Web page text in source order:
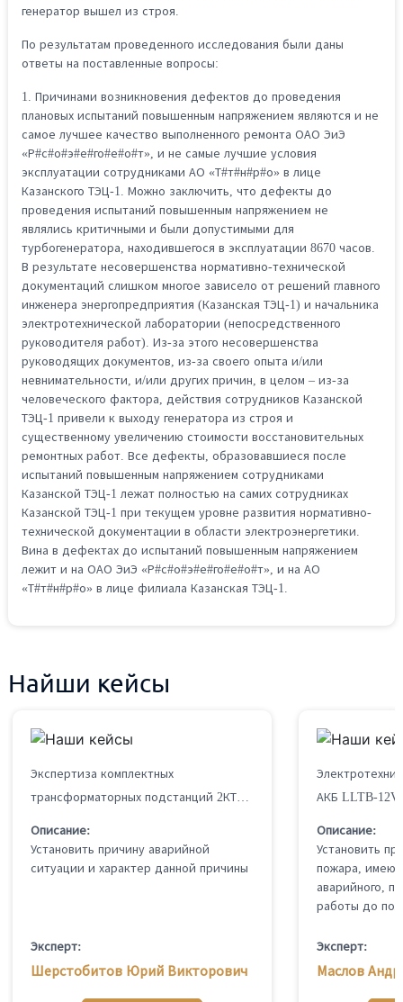
генератор вышел из строя.
По результатам проведенного исследования были даны
ответы на поставленные вопросы:
1. Причинами возникновения дефектов до проведения
плановых испытаний повышенным напряжением являются и не
самое лучшее качество выполненного ремонта ОАО ЭиЭ
«Р#с#о#э#е#го#е#о#т», и не самые лучшие условия
эксплуатации сотрудниками АО «Т#т#н#р#о» в лице
Казанского ТЭЦ-1. Можно заключить, что дефекты до
проведения испытаний повышенным напряжением не
являлись критичными и были допустимыми для
турбогенератора, находившегося в эксплуатации 8670 часов.
В результате несовершенства нормативно-технической
документаций слишком многое зависело от решений главного
инженера энергопредприятия (Казанская ТЭЦ-1) и начальника
электротехнической лаборатории (непосредственного
руководителя работ). Из-за этого несовершенства
руководящих документов, из-за своего опыта и/или
невнимательности, и/или других причин, в целом – из-за
человеческого фактора, действия сотрудников Казанской
ТЭЦ-1 привели к выходу генератора из строя и
существенному увеличению стоимости восстановительных
ремонтных работ. Все дефекты, образовавшиеся после
испытаний повышенным напряжением сотрудниками
Казанской ТЭЦ-1 лежат полностью на самих сотрудниках
Казанской ТЭЦ-1 при текущем уровне развития нормативно-
технической документации в области электроэнергетики.
Вина в дефектах до испытаний повышенным напряжением
лежит и на ОАО ЭиЭ «Р#с#о#э#е#го#е#о#т», и на АО
«Т#т#н#р#о» в лице филиала Казанская ТЭЦ-1.
Найши кейсы
Экспертиза комплектных
трансформаторных подстанций 2КТПЭСЭ-730 (трансформатор N2.1-TX1 No. 3001098 730 кВА, N2.1-TX1 No. 3001099 730 кВА) и 2КТПЭСЭ-690 (трансформатор Н2.6-ТХ1 No. 3001108 690 кВА, Н2.6-ТХ1 No. 3001108 690 кВА)
Описание:
Установить причину аварийной
ситуации и характер данной причины
Эксперт:
Шерстобитов Юрий Викторович
АКБ LLTB-
Описание:
Установить
пожара,
аварийного,
Эксперт:
Маслов